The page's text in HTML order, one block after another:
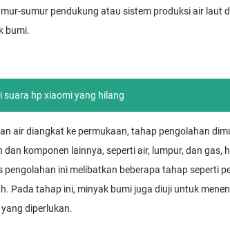
sumur pendukung atau sistem produksi air laut
bumi.
suara hp xiaomi yang hilang
air diangkat ke permukaan, tahap pengolahan
komponen lainnya, seperti air, lumpur, dan gas,
pengolahan ini melibatkan beberapa tahap seperti
Pada tahap ini, minyak bumi juga diuji untuk
diperlukan.